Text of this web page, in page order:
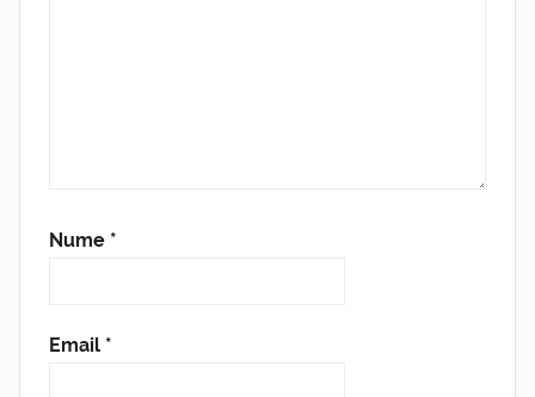
Nume *
Email *